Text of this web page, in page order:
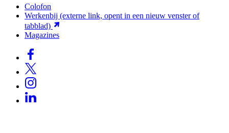
Colofon
Werkenbij (externe link, opent in een nieuw venster of
tabblad)
Magazines